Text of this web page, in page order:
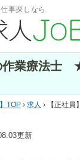
事探しなら
の作業療
TOP › 求人 › 【正社
更新